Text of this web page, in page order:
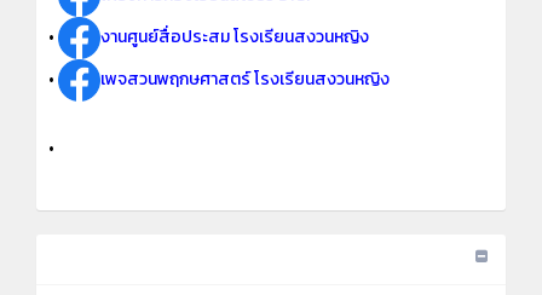
•
งานศูนย์สื่อประสม โรงเรียนสงวนหญิง
•
เพจสวนพฤกษศาสตร์ โรงเรียนสงวนหญิง
•